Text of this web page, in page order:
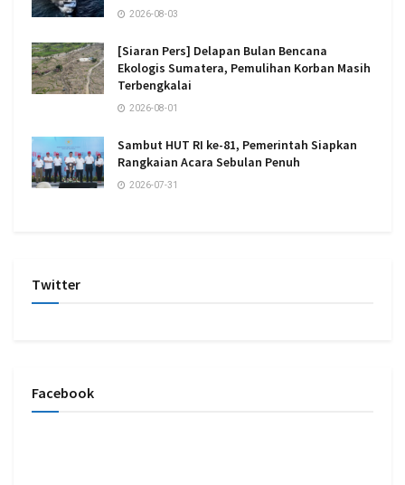
2026-08-03
[Siaran Pers] Delapan Bulan Bencana
Ekologis Sumatera, Pemulihan Korban Masih
Terbengkalai
2026-08-01
Sambut HUT RI ke-81, Pemerintah Siapkan
Rangkaian Acara Sebulan Penuh
2026-07-31
Twitter
Facebook